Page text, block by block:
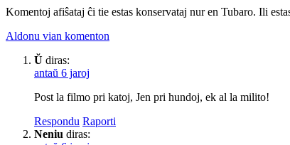
Komentoj afiŝataj ĉi tie estas konservataj nur en Tubaro. Ili
Aldonu vian komenton
Ŭ diras:
antaŭ 6 jaroj
Post la filmo pri katoj, Jen pri hundoj, ek al la milito!
Respondu Raporti
Neniu diras: